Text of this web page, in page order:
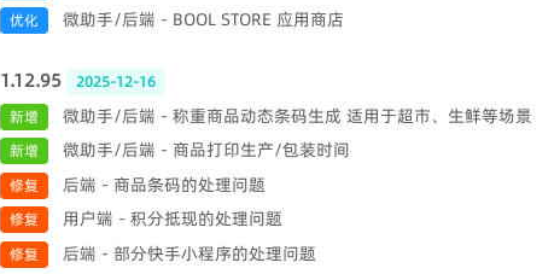
优化 微助手/后端 - BOOL STORE 应用商店
1.12.95
2025-12-16
新增
微助手/后端 - 称重商品动态条码生成 适用于超市、生鲜等场景
新增 微助手/后端 - 商品打印生产/包装时间
修复 后端 - 商品条码的处理问题
修复 用户端 - 积分抵现的处理问题
修复 后端 - 部分快手小程序的处理问题